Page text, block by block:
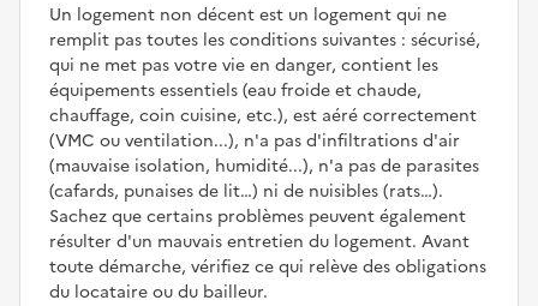
Un logement non décent est un logement qui ne
remplit pas toutes les conditions suivantes : sécurisé,
qui ne met pas votre vie en danger, contient les
équipements essentiels (eau froide et chaude,
chauffage, coin cuisine, etc.), est aéré correctement
(VMC ou ventilation...), n'a pas d'infiltrations d'air
(mauvaise isolation, humidité...), n'a pas de parasites
(cafards, punaises de lit…) ni de nuisibles (rats…).
Sachez que certains problèmes peuvent également
résulter d'un mauvais entretien du logement. Avant
toute démarche, vérifiez ce qui relève des obligations
du locataire ou du bailleur.